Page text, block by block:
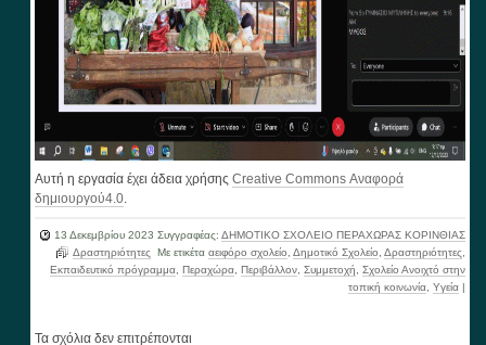
Αυτή η εργασία έχει άδεια χρήσηςCreative Commons Αναφορά
δημιουργού4.0.
13 Δεκεμβρίου 2023 Συγγραφέας: ΔΗΜΟΤΙΚΟ ΣΧΟΛΕΙΟ ΠΕΡΑΧΩΡΑΣ ΚΟΡΙΝΘΙΑΣ
Δραστηριότητες Με ετικέτα αειφόρο σχολείο, Δημοτικό Σχολείο, Δραστηριότητες,
Εκπαιδευτικό πρόγραμμα, Περαχώρα, Περιβάλλον, Συμμετοχή, Σχολείο Ανοιχτό στην
τοπική κοινωνία, Υγεία
Τα σχόλια δεν επιτρέπονται